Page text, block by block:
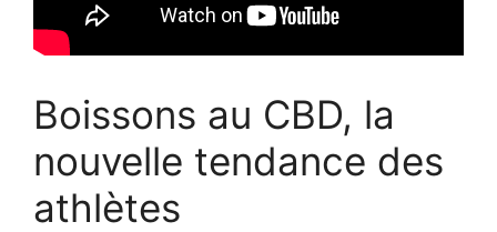
Boissons au CBD, la
nouvelle tendance des
athlètes